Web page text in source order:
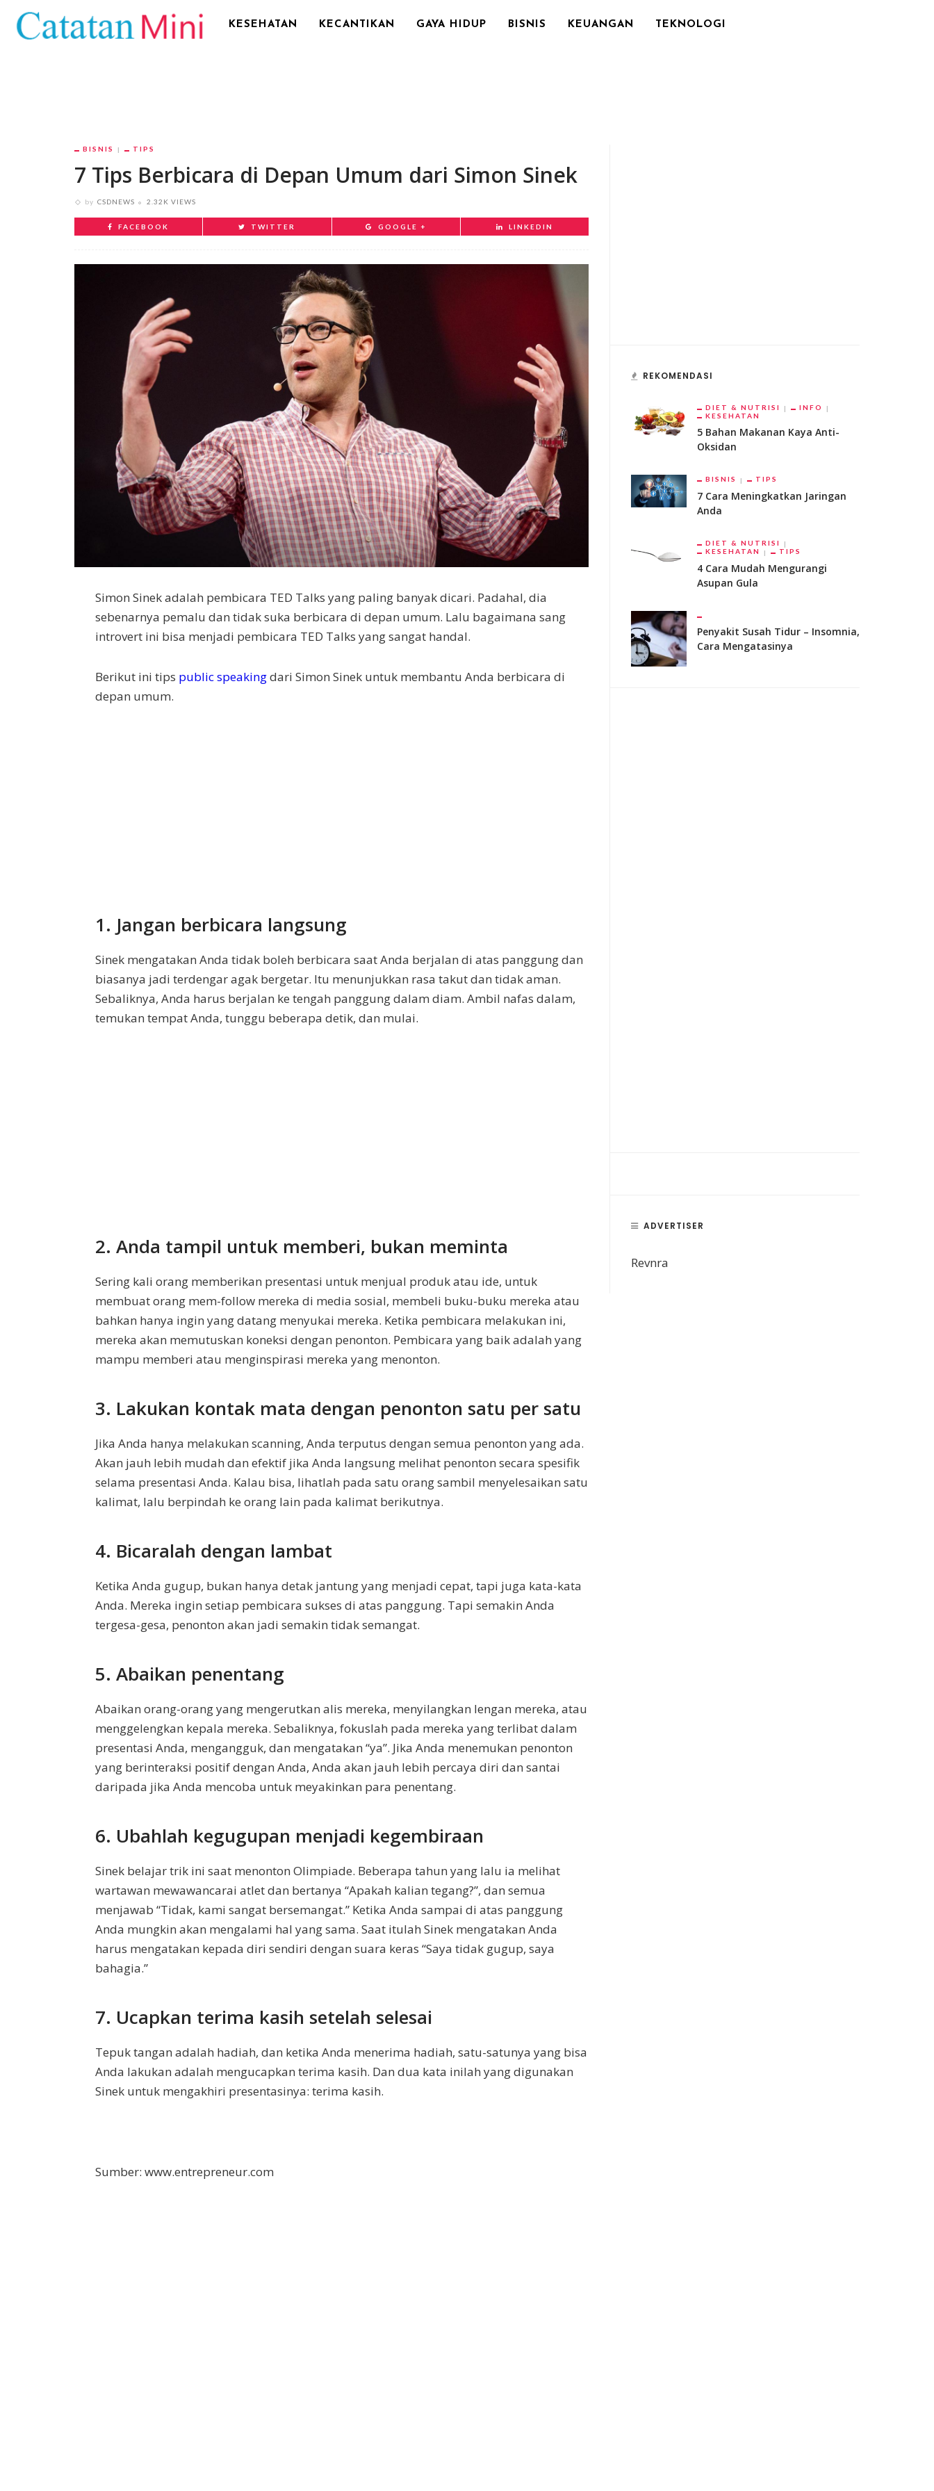
KESEHATAN KECANTIKAN GAYA HIDUP BISNIS KEUANGAN TEKNOLOGI
BISNIS TIPS
7 Tips Berbicara di Depan Umum dari Simon Sinek
by CSDNEWS 2.32K VIEWS
FACEBOOK TWITTER GOOGLE + LINKEDIN
Simon Sinek adalah pembicara TED Talks yang paling banyak dicari. Padahal, dia
sebenarnya pemalu dan tidak suka berbicara di depan umum. Lalu bagaimana sang
introvert ini bisa menjadi pembicara TED Talks yang sangat handal.
Berikut ini tips public speakingdari Simon Sinek untuk membantu Anda berbicara di
depan umum.
1. Jangan berbicara langsung
Sinek mengatakan Anda tidak boleh berbicara saat Anda berjalan di atas panggung dan
biasanya jadi terdengar agak bergetar. Itu menunjukkan rasa takut dan tidak aman.
Sebaliknya, Anda harus berjalan ke tengah panggung dalam diam. Ambil nafas dalam,
temukan tempat Anda, tunggu beberapa detik, dan mulai.
2. Anda tampil untuk memberi, bukan meminta
Sering kali orang memberikan presentasi untuk menjual produk atau ide, untuk
membuat orang mem-follow mereka di media sosial, membeli buku-buku mereka atau
bahkan hanya ingin yang datang menyukai mereka. Ketika pembicara melakukan ini,
mereka akan memutuskan koneksi dengan penonton. Pembicara yang baik adalah yang
mampu memberi atau menginspirasi mereka yang menonton.
3. Lakukan kontak mata dengan penonton satu per satu
Jika Anda hanya melakukan scanning, Anda terputus dengan semua penonton yang ada.
Akan jauh lebih mudah dan efektif jika Anda langsung melihat penonton secara spesifik
selama presentasi Anda. Kalau bisa, lihatlah pada satu orang sambil menyelesaikan satu
kalimat, lalu berpindah ke orang lain pada kalimat berikutnya.
4. Bicaralah dengan lambat
Ketika Anda gugup, bukan hanya detak jantung yang menjadi cepat, tapi juga kata-kata
Anda. Mereka ingin setiap pembicara sukses di atas panggung. Tapi semakin Anda
tergesa-gesa, penonton akan jadi semakin tidak semangat.
5. Abaikan penentang
Abaikan orang-orang yang mengerutkan alis mereka, menyilangkan lengan mereka, atau
menggelengkan kepala mereka. Sebaliknya, fokuslah pada mereka yang terlibat dalam
presentasi Anda, mengangguk, dan mengatakan “ya”. Jika Anda menemukan penonton
yang berinteraksi positif dengan Anda, Anda akan jauh lebih percaya diri dan santai
daripada jika Anda mencoba untuk meyakinkan para penentang.
6. Ubahlah kegugupan menjadi kegembiraan
Sinek belajar trik ini saat menonton Olimpiade. Beberapa tahun yang lalu ia melihat
wartawan mewawancarai atlet dan bertanya “Apakah kalian tegang?”, dan semua
menjawab “Tidak, kami sangat bersemangat.” Ketika Anda sampai di atas panggung
Anda mungkin akan mengalami hal yang sama. Saat itulah Sinek mengatakan Anda
harus mengatakan kepada diri sendiri dengan suara keras “Saya tidak gugup, saya
bahagia.”
7. Ucapkan terima kasih setelah selesai
Tepuk tangan adalah hadiah, dan ketika Anda menerima hadiah, satu-satunya yang bisa
Anda lakukan adalah mengucapkan terima kasih. Dan dua kata inilah yang digunakan
Sinek untuk mengakhiri presentasinya: terima kasih.
Sumber: www.entrepreneur.com
REKOMENDASI
DIET & NUTRISI
INFO
KESEHATAN
5 Bahan Makanan Kaya Anti-
Oksidan
BISNIS TIPS
7 Cara Meningkatkan Jaringan
Anda
DIET & NUTRISI
KESEHATAN
TIPS
4 Cara Mudah Mengurangi
Asupan Gula
Penyakit Susah Tidur – Insomnia,
Cara Mengatasinya
ADVERTISER
Revnra